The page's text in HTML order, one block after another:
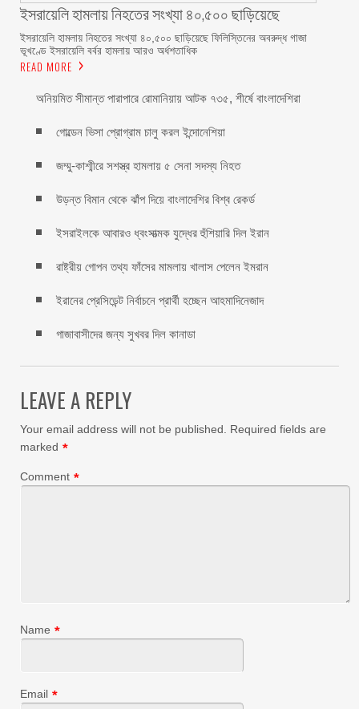
ইসরায়েলি হামলায় নিহতের সংখ্যা ৪০,৫০০ ছাড়িয়েছে
ইসরায়েলি হামলায় নিহতের সংখ্যা ৪০,৫০০ ছাড়িয়েছে ফিলিস্তিনের অবরুদ্ধ গাজা
ভূখণ্ডে ইসরায়েলি বর্বর হামলায় আরও অর্ধশতাধিক
READ MORE
অনিয়মিত সীমান্ত পারাপারে রোমানিয়ায় আটক ৭৩৫, শীর্ষে বাংলাদেশিরা
গোল্ডেন ভিসা প্রোগ্রাম চালু করল ইন্দোনেশিয়া
জম্মু-কাশ্মীরে সশস্ত্র হামলায় ৫ সেনা সদস্য নিহত
উড়ন্ত বিমান থেকে ঝাঁপ দিয়ে বাংলাদেশির বিশ্ব রেকর্ড
ইসরাইলকে আবারও ধ্বংসাত্মক যুদ্ধের হুঁশিয়ারি দিল ইরান
রাষ্ট্রীয় গোপন তথ্য ফাঁসের মামলায় খালাস পেলেন ইমরান
ইরানের প্রেসিডেন্ট নির্বাচনে প্রার্থী হচ্ছেন আহমাদিনেজাদ
গাজাবাসীদের জন্য সুখবর দিল কানাডা
LEAVE A REPLY
Your email address will not be published.
Required fields are
marked *
Comment *
Name *
Email *